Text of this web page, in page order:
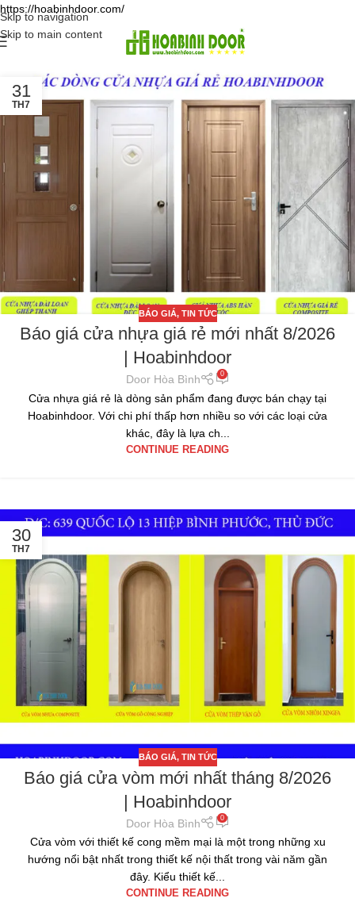
https://hoabinhdoor.com/
Skip to navigation
Skip to main content
31
TH7
BÁO GIÁ, TIN TỨC
Báo giá cửa nhựa giá rẻ mới nhất 8/2026
| Hoabinhdoor
Door Hòa Bình 0
Cửa nhựa giá rẻ là dòng sản phẩm đang được bán chạy tại
Hoabinhdoor. Với chi phí thấp hơn nhiều so với các loại cửa
khác, đây là lựa ch...
CONTINUE READING
30
TH7
BÁO GIÁ, TIN TỨC
Báo giá cửa vòm mới nhất tháng 8/2026
| Hoabinhdoor
Door Hòa Bình 0
Cửa vòm với thiết kế cong mềm mại là một trong những xu
hướng nổi bật nhất trong thiết kế nội thất trong vài năm gần
đây. Kiểu thiết kế...
CONTINUE READING